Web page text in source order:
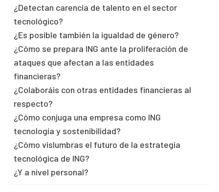
¿Detectan carencia de talento en el sector
tecnológico?
¿Es posible también la igualdad de género?
¿Cómo se prepara ING ante la proliferación de
ataques que afectan a las entidades
financieras?
¿Colaboráis con otras entidades financieras al
respecto?
¿Cómo conjuga una empresa como ING
tecnología y sostenibilidad?
¿Cómo vislumbras el futuro de la estrategia
tecnológica de ING?
¿Y a nivel personal?